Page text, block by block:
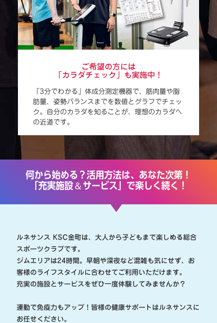
ご希望の方には
「カラダチェック」も実施中！
「3分でわかる」体成分測定機器で、筋肉量や脂
肪量、姿勢バランスまでを数値とグラフでチェッ
ク。自分のカラダを知ることが、理想のカラダへ
の近道です。
何から始める？活用方法は、あなた次第！
「充実施設 ＆ サービス」で楽しく続く！
ルネサンス KSC金町は、大人から子どもまで楽しめる総合
スポーツクラブです。
ジムエリアは24時間。早朝や深夜など混雑も気にせず、お
客様のライフスタイルに合わせてご利用いただけます。
充実の施設とサービスをぜひ一度体験してみませんか？
運動で免疫力もアップ！皆様の健康サポートはルネサンスに
お任せください。